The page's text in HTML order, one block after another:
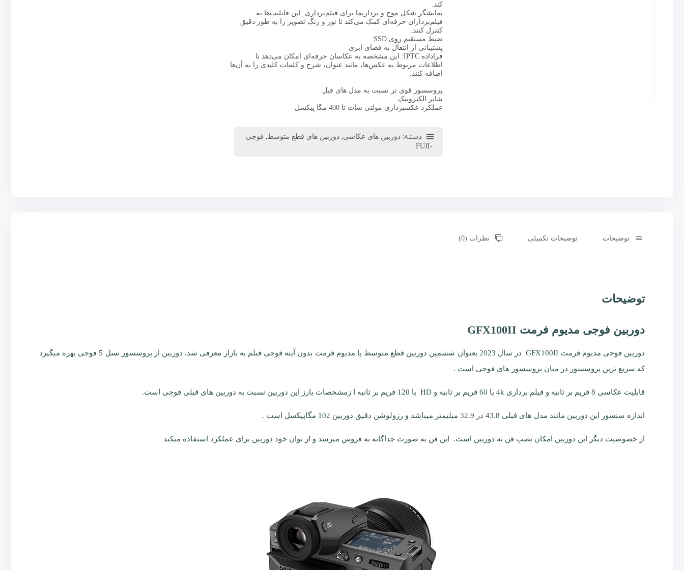
کند.
نمایشگر شکل موج و بردارنما برای فیلم‌برداری: این قابلیت‌ها به
فیلم‌برداران حرفه‌ای کمک می‌کند تا نور و رنگ تصویر را به طور دقیق
کنترل کنند.
ضبط مستقیم روی SSD:
پشتیبانی از انتقال به فضای ابری
فراداده IPTC: این مشخصه به عکاسان حرفه‌ای امکان می‌دهد تا
اطلاعات مربوط به عکس‌ها، مانند عنوان، شرح و کلمات کلیدی را به آن‌ها
اضافه کنند.
پروسسور قوی تر نسبت به مدل های قبل
شاتر الکترونیک
عملکرد عکسبرداری مولتی شات تا 400 مگا پیکسل
دسته: دوربین های عکاسی, دوربین های قطع متوسط, فوجی
-FUJI
توضیحات توضیحات تکمیلی نظرات (0)
توضیحات
دوربین فوجی مدیوم فرمت GFX100II
دوربین فوجی مدیوم فرمت GFX100II در سال 2023 بعنوان ششمین دوربین قطع متوسط یا مدیوم فرمت بدون آینه فوجی فیلم به بازار معرفی شد. دوربین از پروسسور نسل 5 فوجی بهره میگیرد
که سریع ترین پروسسور در میان پروسسور های فوجی است .
قابلیت عکاسی 8 فریم بر ثانیه و فیلم برداری 4k با 60 فریم بر ثانیه و HD با 120 فریم بر ثانیه ا زمشخصات بارز این دوربین نسبت به دوربین های قبلی فوجی است.
اندازه سنسور این دوربین مانند مدل های قبلی 43.8 در 32.9 میلیمتر میباشد و رزولوشن دقیق دوربین 102 مگاپیکسل است .
از خصوصیت دیگر این دوربین امکان نصب فن به دوربین است. این فن به صورت جداگانه به فروش میرسد و از توان خود دوربین برای عملکرد استفاده میکند